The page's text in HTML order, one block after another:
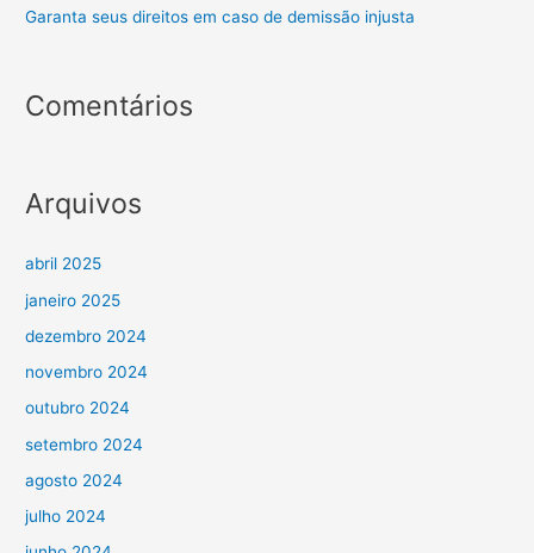
Garanta seus direitos em caso de demissão injusta
Comentários
Arquivos
abril 2025
janeiro 2025
dezembro 2024
novembro 2024
outubro 2024
setembro 2024
agosto 2024
julho 2024